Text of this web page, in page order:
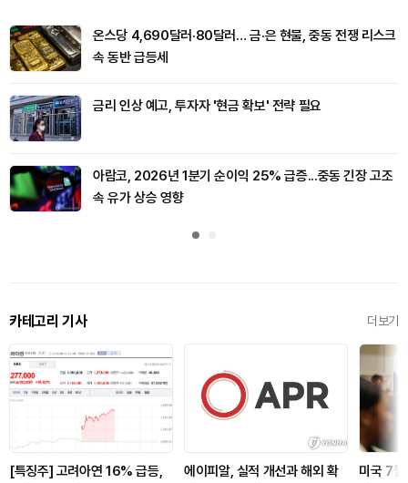
온스당 4,690달러·80달러… 금·은 현물, 중동 전쟁 리스크
속 동반 급등세
금리 인상 예고, 투자자 '현금 확보' 전략 필요
아람코, 2026년 1분기 순이익 25% 급증...중동 긴장 고조
속 유가 상승 영향
카테고리 기사 더보기
[특징주] 고려아연 16% 급등,
에이피알, 실적 개선과 해외 확
미국 7월